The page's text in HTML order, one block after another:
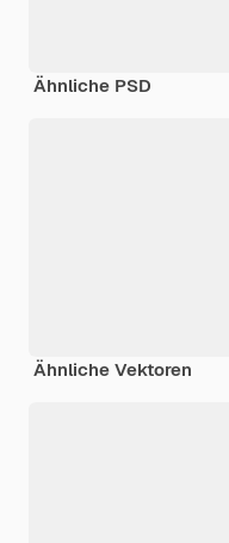
Ähnliche PSD
Ähnliche Vektoren